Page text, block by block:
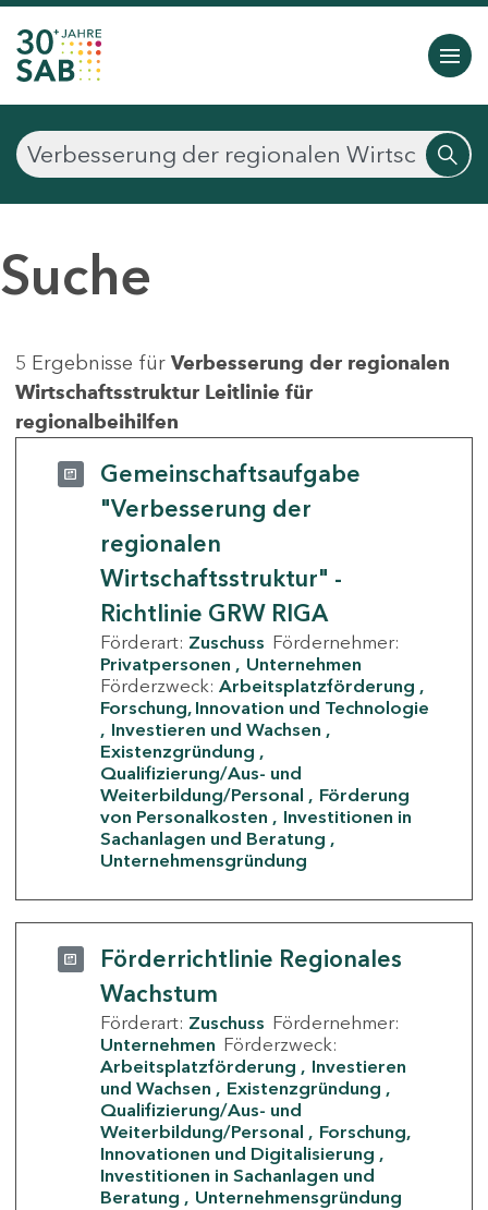
Suche
5 Ergebnisse für Verbesserung der regionalen
Wirtschaftsstruktur Leitlinie für
regionalbeihilfen
Gemeinschaftsaufgabe
"Verbesserung der
regionalen
Wirtschaftsstruktur" -
Richtlinie GRW RIGA
Förderart: Zuschuss Fördernehmer:
Privatpersonen
Unternehmen
Förderzweck: Arbeitsplatzförderung
Forschung, Innovation und Technologie
Investieren und Wachsen
Existenzgründung
Qualifizierung/Aus- und
Weiterbildung/Personal
Förderung
von Personalkosten
Investitionen in
Sachanlagen und Beratung
Unternehmensgründung
Förderrichtlinie Regionales
Wachstum
Förderart: Zuschuss Fördernehmer:
Unternehmen Förderzweck:
Arbeitsplatzförderung
Investieren
und Wachsen
Existenzgründung
Qualifizierung/Aus- und
Weiterbildung/Personal
Forschung,
Innovationen und Digitalisierung
Investitionen in Sachanlagen und
Beratung
Unternehmensgründung